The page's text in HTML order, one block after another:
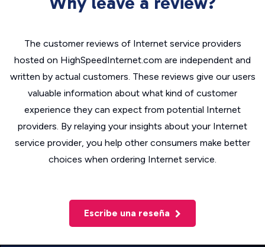
The customer reviews of Internet service providers
hosted on HighSpeedInternet.com are independent and
written by actual customers. These reviews give our users
valuable information about what kind of customer
experience they can expect from potential Internet
providers. By relaying your insights about your Internet
service provider, you help other consumers make better
choices when ordering Internet service.
Escribe una reseña